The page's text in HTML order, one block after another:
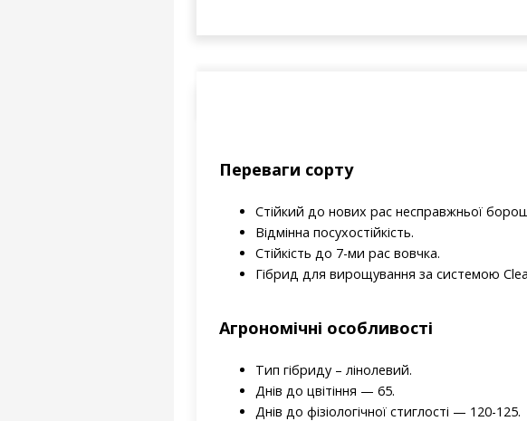
Переваги сорту
Стійкий до нових рас несправжньої
Відмінна посухостійкість.
Стійкість до 7-ми рас вовчка.
Гібрид для вирощування за системою
Агрономічні особливості
Тип гібриду – лінолевий.
Днів до цвітіння — 65.
Днів до фізіологічної стиглості — 120-125.